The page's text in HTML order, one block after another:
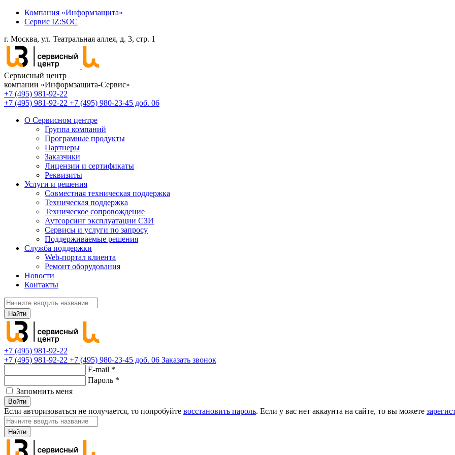
Компания «Информзащита»
Сервис IZ:SOC
г. Москва, ул. Театральная аллея, д. 3, стр. 1
Сервисный центр
компании «Информзащита-Сервис»
+7 (495) 981-92-22
+7 (495) 981-92-22 +7 (495) 980-23-45 доб. 06
О Сервисном центре
Группа компаний
Програмные продукты
Партнеры
Заказчики
Лицензии и сертификаты
Реквизиты
Услуги и решения
Совместная техническая поддержка
Техническая поддержка
Техническое сопровождение
Аутсорсинг эксплуатации СЗИ
Сервисы и услуги по запросу
Поддерживаемые решения
Служба поддержки
Web-портал клиента
Ремонт оборудования
Новости
Контакты
Найти
+7 (495) 981-92-22
+7 (495) 981-92-22 +7 (495) 980-23-45 доб. 06 Заказать звонок
E-mail *
Пароль *
Запомнить меня
Войти
Если авторизоваться не получается, то попробуйте восстановить пароль. Если у вас нет аккаунта на сайте, то вы можете
Найти